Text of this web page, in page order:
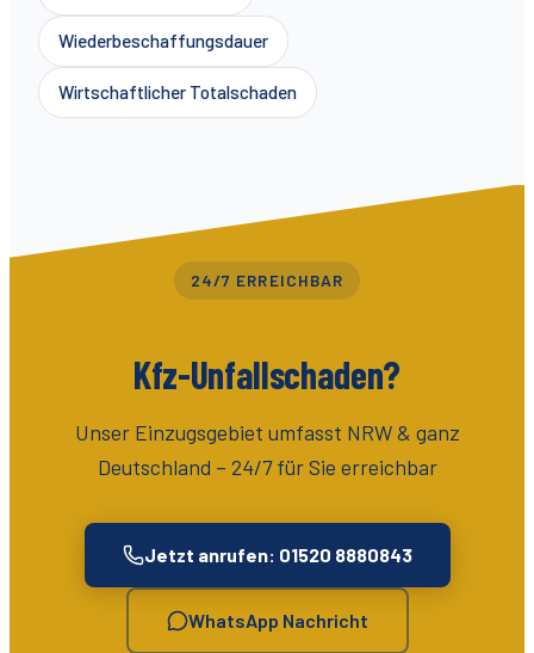
Wiederbeschaffungsdauer
Wirtschaftlicher Totalschaden
24/7 ERREICHBAR
Kfz-Unfallschaden?
Unser Einzugsgebiet umfasst NRW & ganz
Deutschland – 24/7 für Sie erreichbar
Jetzt anrufen: 01520 8880843
WhatsApp Nachricht